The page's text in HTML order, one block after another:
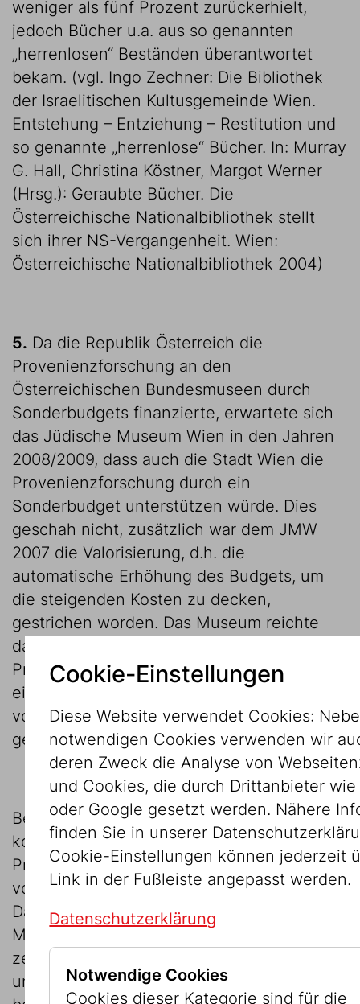
weniger als fünf Prozent zurückerhielt,
jedoch Bücher u.a. aus so genannten
„herrenlosen“ Beständen überantwortet
bekam. (vgl. Ingo Zechner: Die Bibliothek
der Israelitischen Kultusgemeinde Wien.
Entstehung – Entziehung – Restitution und
so genannte „herrenlose“ Bücher. In: Murray
G. Hall, Christina Köstner, Margot Werner
(Hrsg.): Geraubte Bücher. Die
Österreichische Nationalbibliothek stellt
sich ihrer NS-Vergangenheit. Wien:
Österreichische Nationalbibliothek 2004)
5. Da die Republik Österreich die
Provenienzforschung an den
Österreichischen Bundesmuseen durch
Sonderbudgets finanzierte, erwartete sich
das Jüdische Museum Wien in den Jahren
2008/2009, dass auch die Stadt Wien die
Provenienzforschung durch ein
Sonderbudget unterstützen würde. Dies
geschah nicht, zusätzlich war dem JMW
2007 die Valorisierung, d.h. die
automatische Erhöhung des Budgets, um
die steigenden Kosten zu decken,
gestrichen worden. Das Museum reichte
daraufhin im Jahr 2009 ein
Provenienzforschungsprojekt bei „forMuse“
ein, um die Provenienzforschung
voranzutreiben. Dieses wurde jedoch nicht
genehmigt.
Bedingt durch die enge Budgetsituation
konnte daher 2009/2010 die
Provenienzforschung nur auf einer Basis
von 10 Wochenstunden begonnen werden.
Dabei wurden von der wissenschaftlichen
Mitarbeiterin des JMW, Mag. Wiebke Krohn,
zehn Gemälde aus der Sammlung Berger
und vierzehn Gemälde aus der Slg. IKG
Cookie-Einstellungen
Diese Website verwendet Cookies:
notwendigen Cookies verwenden wir
deren Zweck die Analyse von
und Cookies, die durch Drittanbieter wie
oder Google gesetzt werden. Nähere
finden Sie in unserer
Cookie-Einstellungen können jederzeit
Link in der Fußleiste angepasst werden.
Datenschutzerklärung
Notwendige Cookies
Cookies dieser Kategorie sind für die